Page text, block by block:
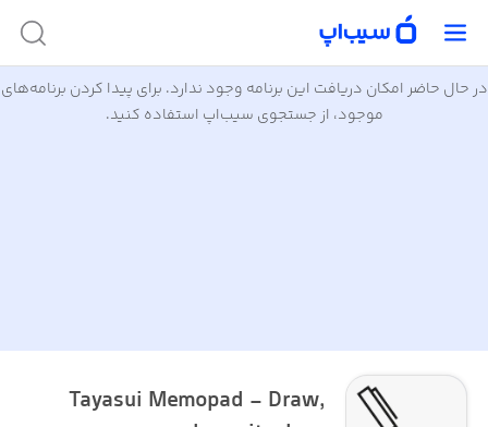
در حال حاضر امکان دریافت این برنامه وجود ندارد. برای پیدا کردن برنامه‌های
موجود، از جستجوی سیب‌اپ استفاده کنید.
Tayasui Memopad - Draw,